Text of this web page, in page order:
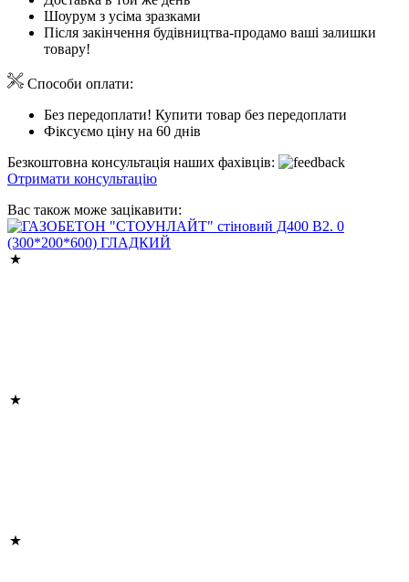
Шоурум з усіма зразками
Після закінчення будівництва-продамо ваші залишки
товару!
Способи оплати:
Без передоплати! Купити товар без передоплати
Фіксуємо ціну на 60 днів
Безкоштовна консультація наших фахівців:
Отримати консультацію
Вас також може зацікавити: